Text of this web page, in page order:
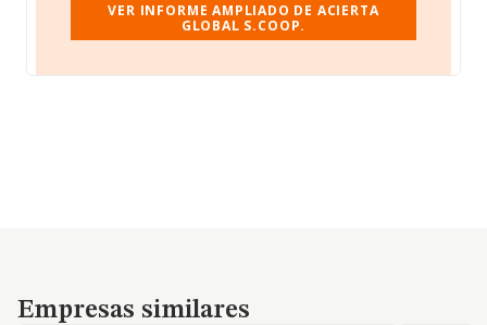
VER INFORME AMPLIADO DE ACIERTA
GLOBAL S.COOP.
Empresas similares
Empresas similares